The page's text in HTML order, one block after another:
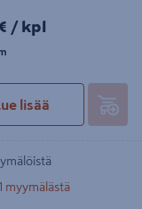
kpl
/ kpl
lisää
myymälästä